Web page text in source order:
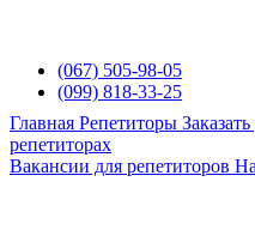
(067) 505-98-05
(099) 818-33-25
Главная Репетиторы
репетиторах
Вакансии для репетиторов